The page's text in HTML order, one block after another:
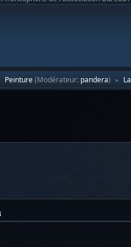
Peinture(Modérateur: pandera) ►